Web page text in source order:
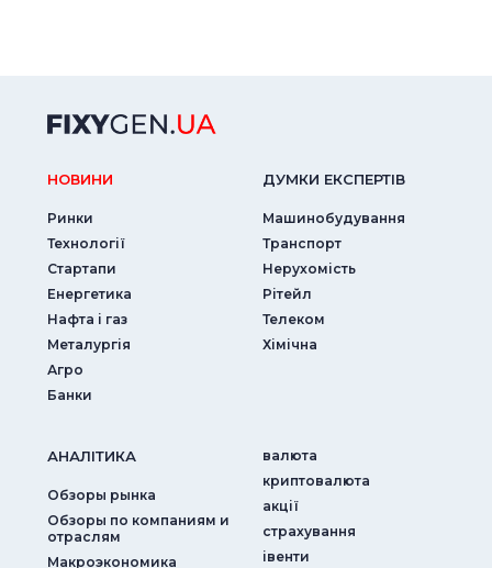
НОВИНИ
Ринки
Технології
Стартапи
Енергетика
Нафта і газ
Металургія
Агро
Банки
ДУМКИ ЕКСПЕРТIВ
Машинобудування
Транспорт
Нерухомість
Рітейл
Телеком
Хімічна
АНАЛIТИКА
Обзоры рынка
Обзоры по компаниям и
отраслям
Макроэкономика
валюта
криптовалюта
акції
страхування
iвенти